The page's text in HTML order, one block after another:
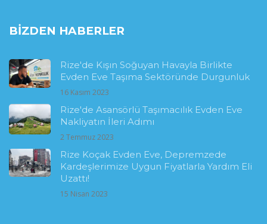
BIZDEN HABERLER
Rize'de Kışın Soğuyan Havayla Birlikte
Evden Eve Taşıma Sektöründe Durgunluk
16 Kasım 2023
Rize'de Asansörlü Taşımacılık Evden Eve
Nakliyatın İleri Adımı
2 Temmuz 2023
Rize Koçak Evden Eve, Depremzede
Kardeşlerimize Uygun Fiyatlarla Yardım Eli
Uzattı!
15 Nisan 2023